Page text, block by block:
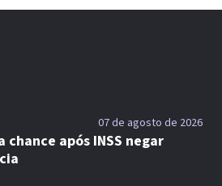
07 de agosto de 2026
após INSS negar